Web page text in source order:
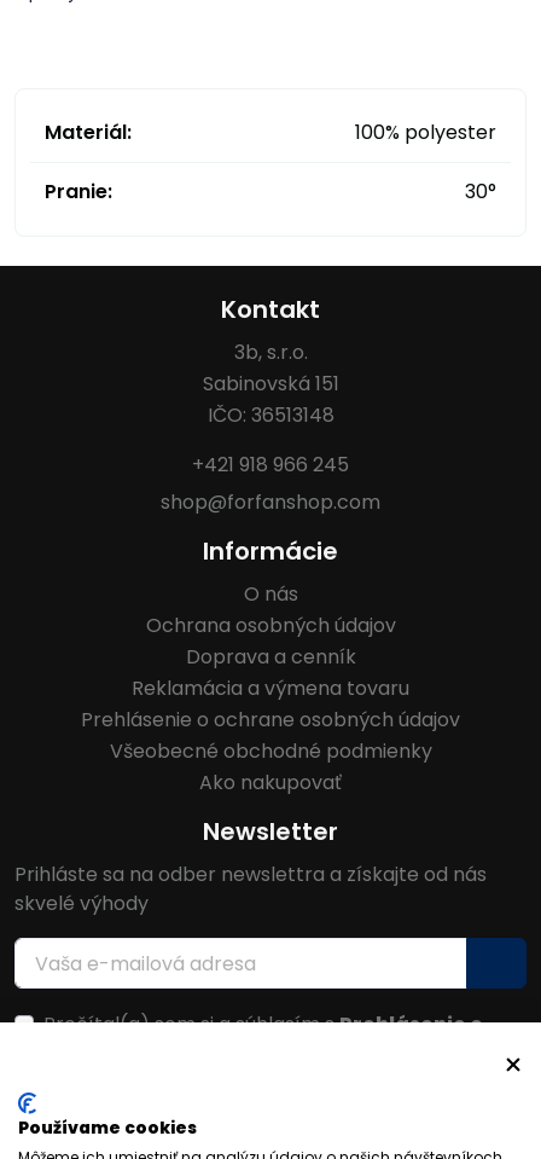
Materiál: 100% polyester
Pranie: 30°
Kontakt
3b, s.r.o.
Sabinovská 151
IČO: 36513148
+421 918 966 245
shop@forfanshop.com
Informácie
O nás
Ochrana osobných údajov
Doprava a cenník
Reklamácia a výmena tovaru
Prehlásenie o ochrane osobných údajov
Všeobecné obchodné podmienky
Ako nakupovať
Newsletter
Prihláste sa na odber newslettra a získajte od nás
skvelé výhody
Prečítal(a) som si a súhlasím sPrehlásenie o
Používame cookies